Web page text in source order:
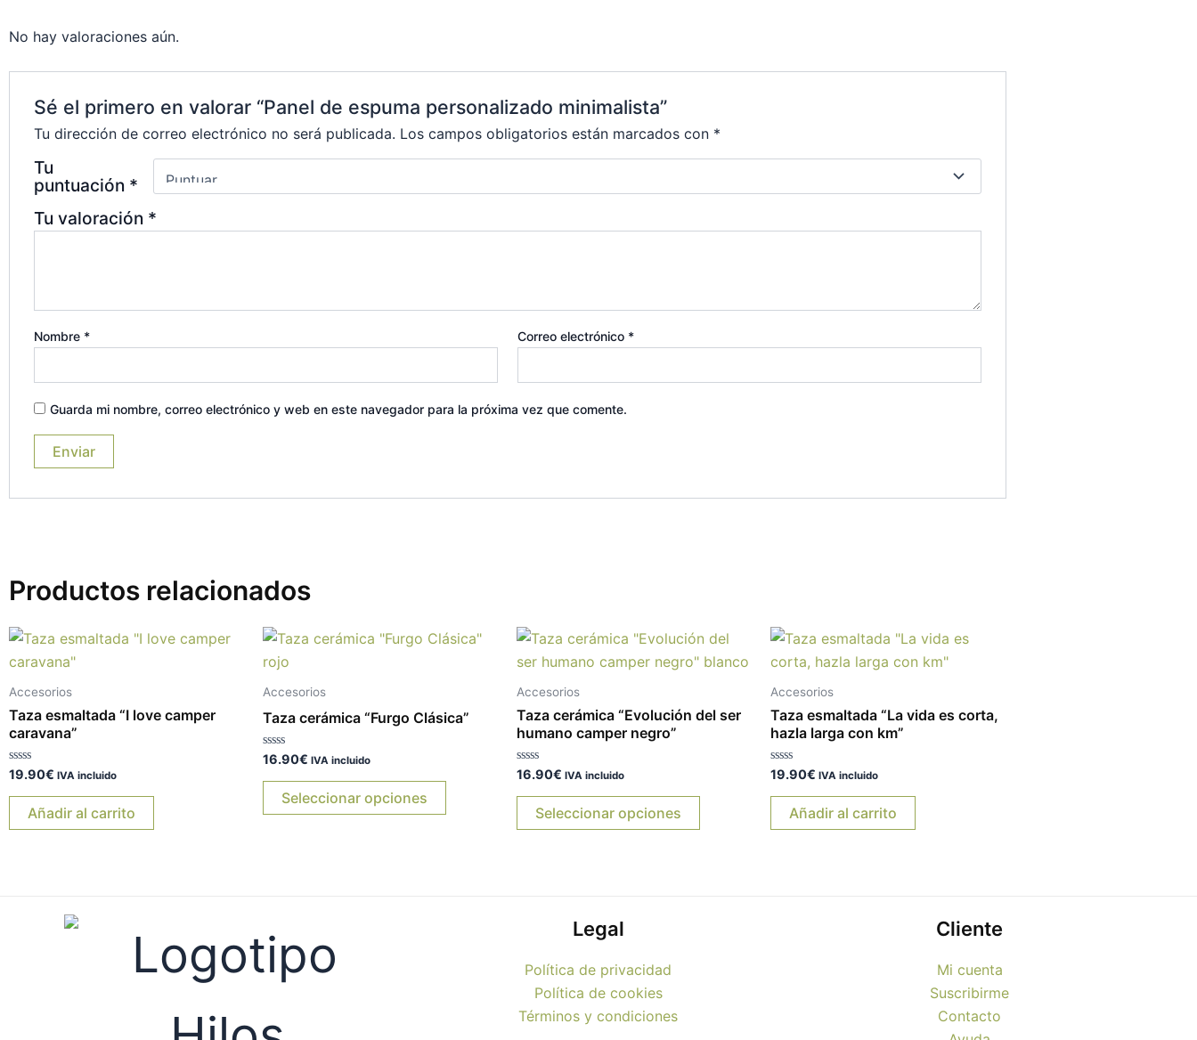
No hay valoraciones aún.
Sé el primero en valorar “Panel de espuma personalizado minimalista”
Tu dirección de correo electrónico no será publicada. Los campos obligatorios están marcados con *
Tu
puntuación *
Tu valoración *
Nombre * Correo electrónico *
Guarda mi nombre, correo electrónico y web en este navegador para la próxima vez que comente.
Productos relacionados
Accesorios
Taza esmaltada “I love camper
caravana”
Valorado
con
0
19.90€ IVA incluido
Añadir al carrito
Accesorios
Taza cerámica “Furgo Clásica”
Valorado
0
16.90€ IVA incluido
Seleccionar opciones
Este
opciones
Accesorios
Taza cerámica “Evolución del ser
humano camper negro”
Valorado
0
16.90€ IVA incluido
Seleccionar opciones
Este
producto
múltiples
se
Accesorios
Taza esmaltada “La vida es corta,
hazla larga con km”
Valorado
con
0
19.90€ IVA incluido
Añadir al carrito
Legal
Política de privacidad
Política de cookies
Términos y condiciones
Cliente
Mi cuenta
Suscribirme
Contacto